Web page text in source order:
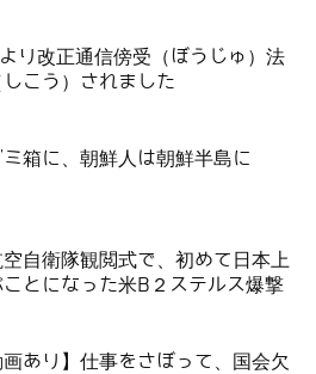
り改正通信傍受（ぼうじゅ）法
こう）されました
ミ箱に、朝鮮人は朝鮮半島に
自衛隊観閲式で、初めて日本上
とになった米B２ステルス爆撃
画あり】仕事をさぼって、国会欠